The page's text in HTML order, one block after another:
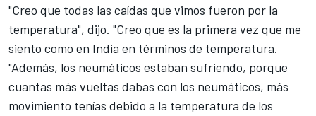
"Creo que todas las caídas que vimos fueron por la
temperatura", dijo. "Creo que es la primera vez que me
siento como en India en términos de temperatura.
"Además, los neumáticos estaban sufriendo, porque
cuantas más vueltas dabas con los neumáticos, más
movimiento tenías debido a la temperatura de los